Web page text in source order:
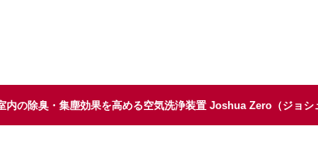
内の除臭・集塵効果を高める空気洗浄装置 Joshua Zero（ジョシ